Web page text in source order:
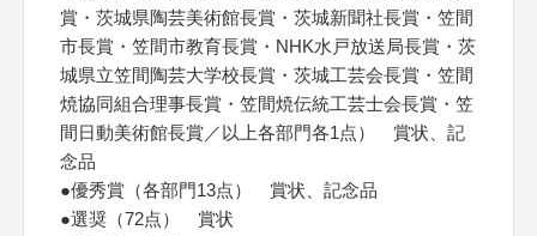
賞・茨城県陶芸美術館長賞・茨城新聞社長賞・笠間
市長賞・笠間市教育長賞・NHK水戸放送局長賞・茨
城県立笠間陶芸大学校長賞・茨城工芸会長賞・笠間
焼協同組合理事長賞・笠間焼伝統工芸士会長賞・笠
間日動美術館長賞／以上各部門各1点） 賞状、記
念品
●優秀賞（各部門13点） 賞状、記念品
●選奨（72点） 賞状